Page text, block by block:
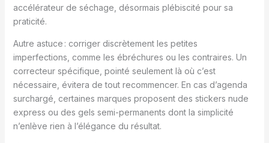
accélérateur de séchage, désormais plébiscité pour sa
praticité.
Autre astuce : corriger discrètement les petites
imperfections, comme les ébréchures ou les contraires. Un
correcteur spécifique, pointé seulement là où c’est
nécessaire, évitera de tout recommencer. En cas d’agenda
surchargé, certaines marques proposent des stickers nude
express ou des gels semi-permanents dont la simplicité
n’enlève rien à l’élégance du résultat.